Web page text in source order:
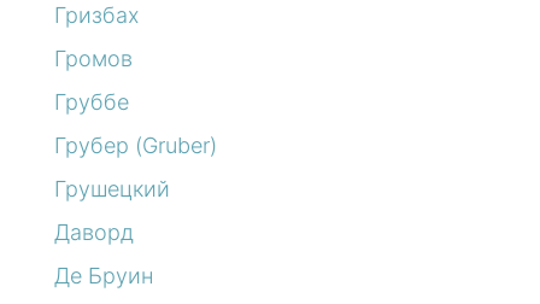
Гризбах
Громов
Груббе
Грубер (Gruber)
Грушецкий
Даворд
Де Бруин